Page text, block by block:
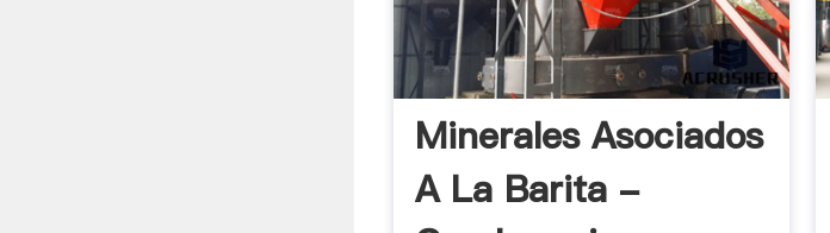
Minerales Asociados
A La Barita -